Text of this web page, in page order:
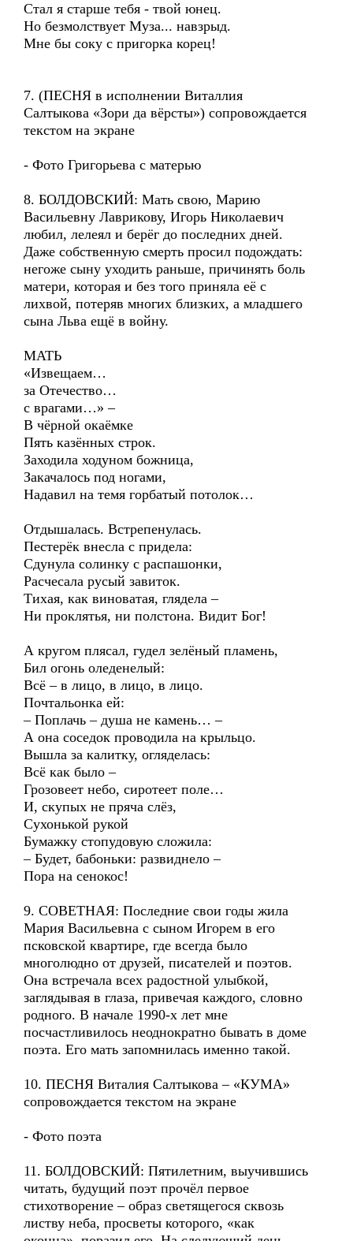
Стал я старше тебя - твой юнец.
Но безмолствует Муза... навзрыд.
Мне бы соку с пригорка корец!
7. (ПЕСНЯ в исполнении Виталлия
Салтыкова «Зори да вёрсты») сопровождается
текстом на экране
- Фото Григорьева с матерью
8. БОЛДОВСКИЙ: Мать свою, Марию
Васильевну Лаврикову, Игорь Николаевич
любил, лелеял и берёг до последних дней.
Даже собственную смерть просил подождать:
негоже сыну уходить раньше, причинять боль
матери, которая и без того приняла её с
лихвой, потеряв многих близких, а младшего
сына Льва ещё в войну.
МАТЬ
«Извещаем…
за Отечество…
с врагами…» –
В чёрной окаёмке
Пять казённых строк.
Заходила ходуном божница,
Закачалось под ногами,
Надавил на темя горбатый потолок…
Отдышалась. Встрепенулась.
Пестерёк внесла с придела:
Сдунула солинку с распашонки,
Расчесала русый завиток.
Тихая, как виноватая, глядела –
Ни проклятья, ни полстона. Видит Бог!
А кругом плясал, гудел зелёный пламень,
Бил огонь оледенелый:
Всё – в лицо, в лицо, в лицо.
Почтальонка ей:
– Поплачь – душа не камень… –
А она соседок проводила на крыльцо.
Вышла за калитку, огляделась:
Всё как было –
Грозовеет небо, сиротеет поле…
И, скупых не пряча слёз,
Сухонькой рукой
Бумажку стопудовую сложила:
– Будет, бабоньки: развиднело –
Пора на сенокос!
9. СОВЕТНАЯ: Последние свои годы жила
Мария Васильевна с сыном Игорем в его
псковской квартире, где всегда было
многолюдно от друзей, писателей и поэтов.
Она встречала всех радостной улыбкой,
заглядывая в глаза, привечая каждого, словно
родного. В начале 1990-х лет мне
посчастливилось неоднократно бывать в доме
поэта. Его мать запомнилась именно такой.
10. ПЕСНЯ Виталия Салтыкова – «КУМА»
сопровождается текстом на экране
- Фото поэта
11. БОЛДОВСКИЙ: Пятилетним, выучившись
читать, будущий поэт прочёл первое
стихотворение – образ светящегося сквозь
листву неба, просветы которого, «как